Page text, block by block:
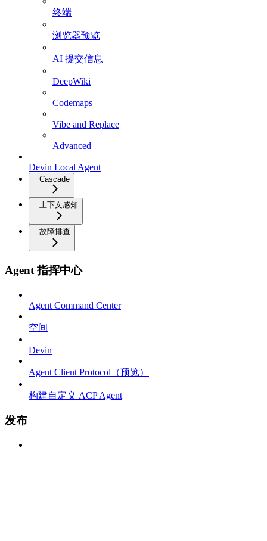
终端
浏览器预览
AI 提交信息
DeepWiki
Codemaps
Vibe and Replace
Advanced
Devin Local Agent
Cascade
上下文感知
故障排查
Agent 指挥中心
Agent Command Center
空间
Devin
Agent Client Protocol（预览）
构建自定义 ACP Agent
发布